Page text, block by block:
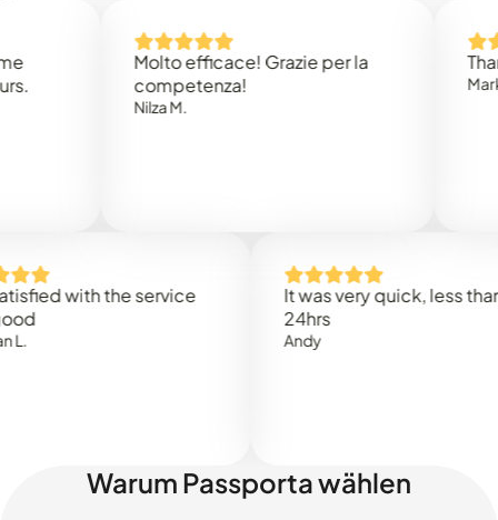
Molto efficace! Grazie per la
competenza!
Thank
Mark N.
with the service
It was very quick, less than
Warum Passporta wählen